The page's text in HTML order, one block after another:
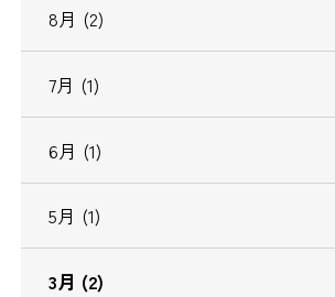
8月 (2)
7月 (1)
6月 (1)
5月 (1)
3月 (2)